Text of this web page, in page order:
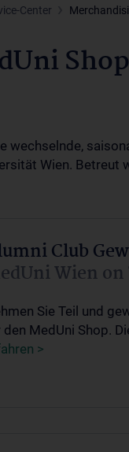
Center
wechselnde,
Wien. Betreut
Club
Wien on
Sie Teil und
den MedUni Shop.
>